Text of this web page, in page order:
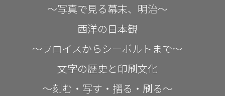
～写真で見る幕末、明治～
西洋の日本観
～フロイスからシーボルトまで～
文字の歴史と印刷文化
～刻む・写す・摺る・刷る～